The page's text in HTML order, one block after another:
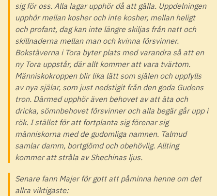
sig för oss. Alla lagar upphör då att gälla. Uppdelningen
upphör mellan kosher och inte kosher, mellan heligt
och profant, dag kan inte längre skiljas från natt och
skillnaderna mellan man och kvinna försvinner.
Bokstäverna i Tora byter plats med varandra så att en
ny Tora uppstår, där allt kommer att vara tvärtom.
Människokroppen blir lika lätt som själen och uppfylls
av nya själar, som just nedstigit från den goda Gudens
tron. Därmed upphör även behovet av att äta och
dricka, sömnbehovet försvinner och alla begär går upp i
rök. I stället för att fortplanta sig förenar sig
människorna med de gudomliga namnen. Talmud
samlar damm, bortglömd och obehövlig. Allting
kommer att stråla av Shechinas ljus.
Senare fann Majer för gott att påminna henne om det
allra viktigaste: